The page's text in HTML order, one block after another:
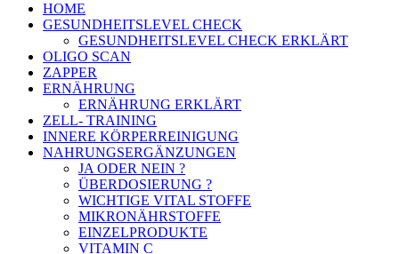
HOME
GESUNDHEITSLEVEL CHECK
GESUNDHEITSLEVEL CHECK ERKLÄRT
OLIGO SCAN
ZAPPER
ERNÄHRUNG
ERNÄHRUNG ERKLÄRT
ZELL- TRAINING
INNERE KÖRPERREINIGUNG
NAHRUNGSERGÄNZUNGEN
JA ODER NEIN ?
ÜBERDOSIERUNG ?
WICHTIGE VITAL STOFFE
MIKRONÄHRSTOFFE
EINZELPRODUKTE
VITAMIN C